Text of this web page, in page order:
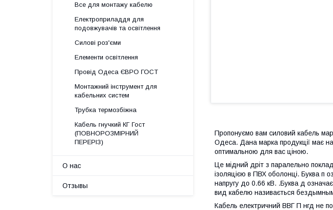
Пропонуємо вам силовий кабель
Одеса. Дана марка продукції має
оптимальною для вас ціною.
Це мідний дріт з паралельно
ізоляцією в ПВХ оболонці. Буква п
напругу до 0.66 кВ. .Буква д
вид кабелю називається
Кабель електричний ВВГ П нгд не
Все для монтажу кабелю
Електроприладдя для
подовжувачів та освітлення
Силові роз'єми
Елементи освітлення
Провід Одеса ЄВРО ГОСТ
Монтажний інструмент для
кабельних систем
Трубка термозбіжна
Кабель гнучкий КГ Гост
(ПОВНОРОЗМІРНИЙ
ПЕРЕРІЗ)
О нас
Отзывы